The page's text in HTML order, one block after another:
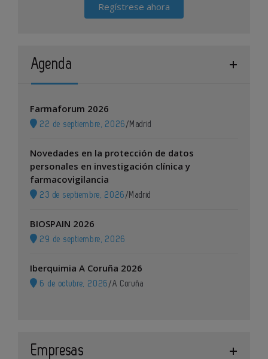
Regístrese ahora
Agenda
Farmaforum 2026
22 de septiembre, 2026 / Madrid
Novedades en la protección de datos
personales en investigación clínica y
farmacovigilancia
23 de septiembre, 2026 / Madrid
BIOSPAIN 2026
29 de septiembre, 2026
Iberquimia A Coruña 2026
6 de octubre, 2026 /A Coruña
Empresas